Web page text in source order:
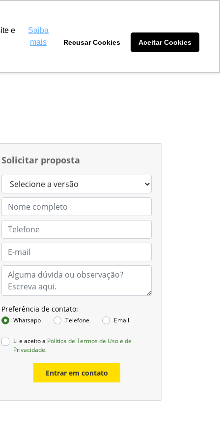
e
Saiba
mais
Recusar Cookies Aceitar Cookies
Blog Sobre nós
Solicitar proposta
Preferência de contato:
Whatsapp Telefone Email
Li e aceito a Política de Termos de Uso e de
Privacidade.
Entrar em contato